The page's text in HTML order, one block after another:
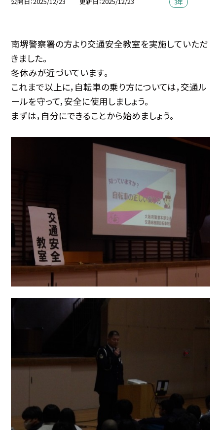
3年
南堺警察署の方より交通安全教室を実施していただ
きました。
冬休みが近づいています。
これまで以上に，自転車の乗り方については，交通ル
ールを守って，安全に使用しましょう。
まずは，自分にできることから始めましょう。